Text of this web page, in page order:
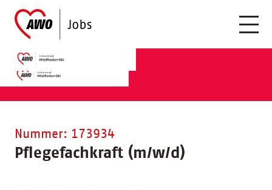
Nummer: 173934
Pflegefachkraft (m/w/d)